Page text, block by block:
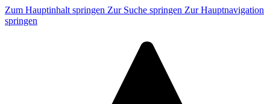
Zum Hauptinhalt springen Zur Suche springen Zur Hauptnavigation
springen